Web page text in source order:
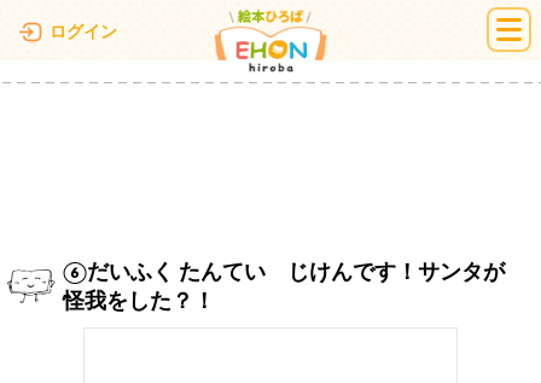
ログイン 絵本ひろば
⑥だいふく たんてい じけんです！サンタが
怪我をした？！